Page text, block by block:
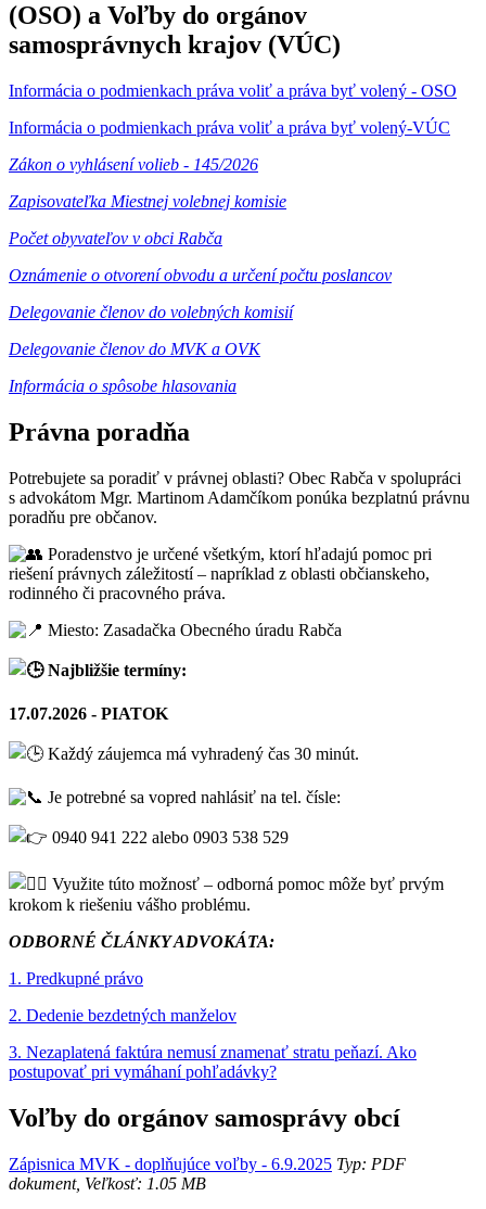
(OSO) a Voľby do orgánov
samosprávnych krajov (VÚC)
Informácia o podmienkach práva voliť a práva byť volený - OSO
Informácia o podmienkach práva voliť a práva byť volený-VÚC
Zákon o vyhlásení volieb - 145/2026
Zapisovateľka Miestnej volebnej komisie
Počet obyvateľov v obci Rabča
Oznámenie o otvorení obvodu a určení počtu poslancov
Delegovanie členov do volebných komisií
Delegovanie členov do MVK a OVK
Informácia o spôsobe hlasovania
Právna poradňa
Potrebujete sa poradiť v právnej oblasti? Obec Rabča v spolupráci
s advokátom Mgr. Martinom Adamčíkom ponúka bezplatnú právnu
poradňu pre občanov.
Poradenstvo je určené všetkým, ktorí hľadajú pomoc pri
riešení právnych záležitostí – napríklad z oblasti občianskeho,
rodinného či pracovného práva.
Miesto: Zasadačka Obecného úradu Rabča
Najbližšie termíny:
17.07.2026 - PIATOK
Každý záujemca má vyhradený čas 30 minút.
Je potrebné sa vopred nahlásiť na tel. čísle:
0940 941 222 alebo 0903 538 529
Využite túto možnosť – odborná pomoc môže byť prvým
krokom k riešeniu vášho problému.
ODBORNÉ ČLÁNKY ADVOKÁTA:
1. Predkupné právo
2. Dedenie bezdetných manželov
3. Nezaplatená faktúra nemusí znamenať stratu peňazí. Ako
postupovať pri vymáhaní pohľadávky?
Voľby do orgánov samosprávy obcí
Zápisnica MVK - doplňujúce voľby - 6.9.2025 Typ: PDF
dokument, Veľkosť: 1.05 MB